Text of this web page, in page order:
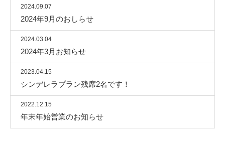
2024.09.07
2024年9月のおしらせ
2024.03.04
2024年3月お知らせ
2023.04.15
シンデレラプラン残席2名です！
2022.12.15
年末年始営業のお知らせ